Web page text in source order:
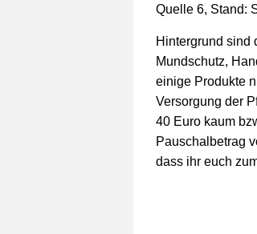
Quelle 6, Stand:
Hintergrund sind
Mundschutz,
einige Produkte
Versorgung der
40 Euro kaum
Pauschalbetrag
dass ihr euch